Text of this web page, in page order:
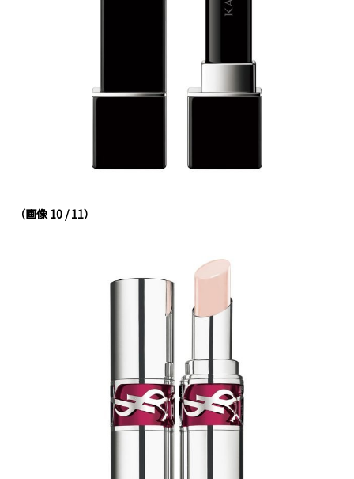
（画像 10 / 11）